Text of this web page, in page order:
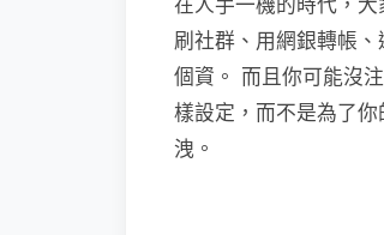
刷社群、用網銀轉帳
個資。 而且你可能沒
樣設定，而不是為了
洩。